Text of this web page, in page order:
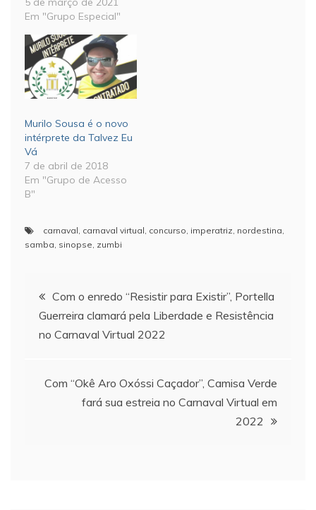
Em "Grupo Especial"
Murilo Sousa é o novo
intérprete da Talvez Eu
Vá
7 de abril de 2018
Em "Grupo de Acesso
B"
carnaval, carnaval virtual, concurso, imperatriz, nordestina,
samba, sinopse, zumbi
Navegação
de
Com o enredo “Resistir para Existir”, Portella
Guerreira clamará pela Liberdade e Resistência
no Carnaval Virtual 2022
Com “Okê Aro Oxóssi Caçador”, Camisa Verde
fará sua estreia no Carnaval Virtual em
2022